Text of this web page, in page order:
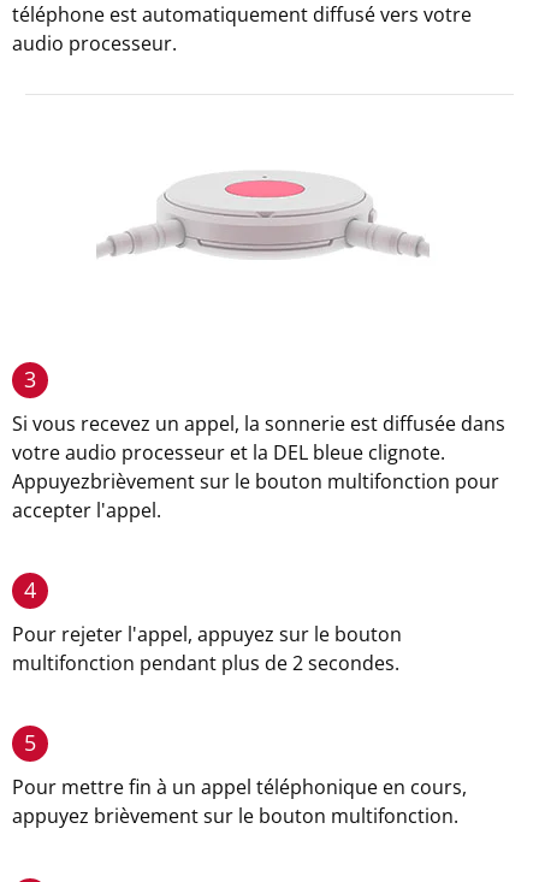
téléphone est automatiquement diffusé vers votre
audio processeur.
3
Si vous recevez un appel, la sonnerie est diffusée dans
votre audio processeur et la DEL bleue clignote.
Appuyezbrièvement sur le bouton multifonction pour
accepter l'appel.
4
Pour rejeter l'appel, appuyez sur le bouton
multifonction pendant plus de 2 secondes.
5
Pour mettre fin à un appel téléphonique en cours,
appuyez brièvement sur le bouton multifonction.